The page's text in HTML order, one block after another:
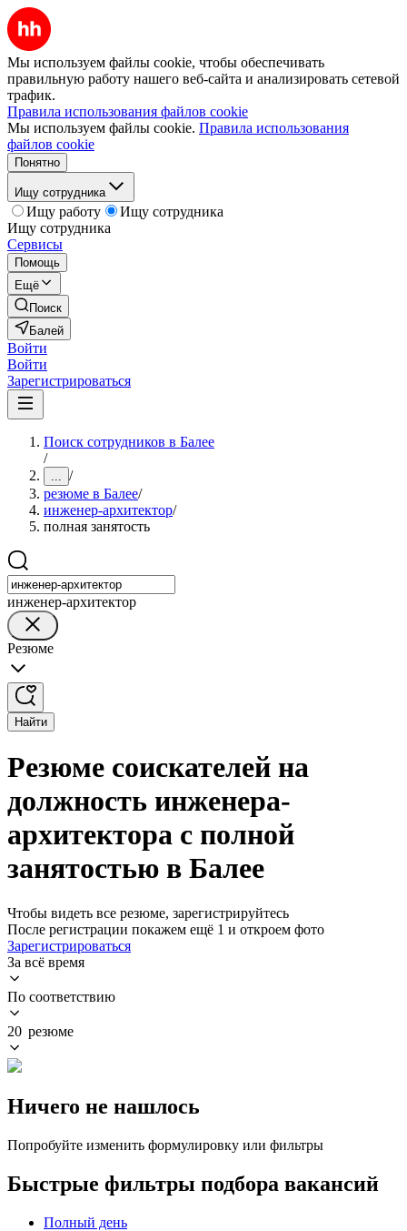
Мы используем файлы cookie, чтобы обеспечивать
правильную работу нашего веб-сайта и анализировать сетевой
трафик.
Правила использования файлов cookie
Мы используем файлы cookie. Правила использования
файлов cookie
Понятно
Ищу сотрудника
Ищу работу
Ищу сотрудника
Ищу сотрудника
Сервисы
Помощь
Ещё
Поиск
Балей
Войти
Войти
Зарегистрироваться
Поиск сотрудников в Балее
/
... /
резюме в Балее/
инженер-архитектор/
полная занятость
инженер-архитектор
Резюме
Найти
Резюме соискателей на
должность инженера-
архитектора с полной
занятостью в Балее
Чтобы видеть все резюме, зарегистрируйтесь
После регистрации покажем ещё 1 и откроем фото
Зарегистрироваться
За всё время
По соответствию
20 резюме
Ничего не нашлось
Попробуйте изменить формулировку или фильтры
Быстрые фильтры подбора вакансий
Полный день